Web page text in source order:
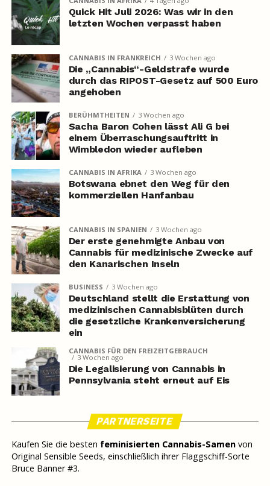
Quick Hit Juli 2026: Was wir in den
letzten Wochen verpasst haben
CANNABIS IN FRANKREICH 3 Wochen ago
Die „Cannabis“-Geldstrafe wurde
durch das RIPOST-Gesetz auf 500 Euro
angehoben
BERÜHMTHEITEN 3 Wochen ago
Sacha Baron Cohen lässt Ali G bei
einem Überraschungsauftritt in
Wimbledon wieder aufleben
CANNABIS IN AFRIKA 3 Wochen ago
Botswana ebnet den Weg für den
kommerziellen Hanfanbau
CANNABIS IN SPANIEN 3 Wochen ago
Der erste genehmigte Anbau von
Cannabis für medizinische Zwecke auf
den Kanarischen Inseln
BUSINESS 3 Wochen ago
Deutschland stellt die Erstattung von
medizinischen Cannabisblüten durch
die gesetzliche Krankenversicherung
ein
CANNABIS FÜR DEN FREIZEITGEBRAUCH
3 Wochen ago
Die Legalisierung von Cannabis in
Pennsylvania steht erneut auf Eis
PARTNERSEITE
Kaufen Sie die besten feminisierten Cannabis-Samenvon
Original Sensible Seeds, einschließlich ihrer Flaggschiff-Sorte
Bruce Banner #3.